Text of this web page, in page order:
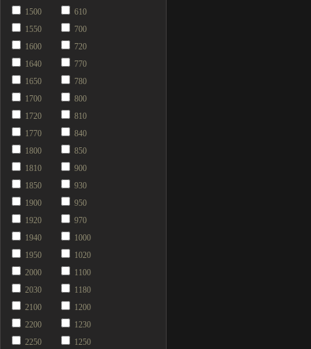
1500
1550
1600
1640
1650
1700
1720
1770
1800
1810
1850
1900
1920
1940
1950
2000
2030
2100
2200
2250
610
700
720
770
780
800
810
840
850
900
930
950
970
1000
1020
1100
1180
1200
1230
1250